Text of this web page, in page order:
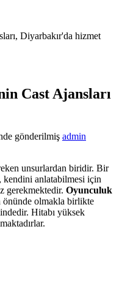
Diyarbakır'da hizmet
Cast Ajansları
gönderilmiş admin
unsurlardan biridir. Bir
kendini anlatabilmesi için
gerekmektedir. Oyunculuk
önünde olmakla birlikte
Hitabı yüksek